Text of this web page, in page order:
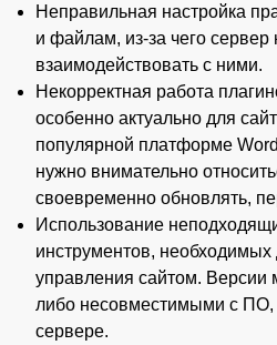
Неправильная настройка
и файлам, из-за чего сервер
взаимодействовать с ними.
Некорректная работа
особенно актуально для
популярной платформе
нужно внимательно
своевременно обновлять,
Использование
инструментов, необходимых
управления сайтом. Версии
либо несовместимыми с ПО,
сервере.